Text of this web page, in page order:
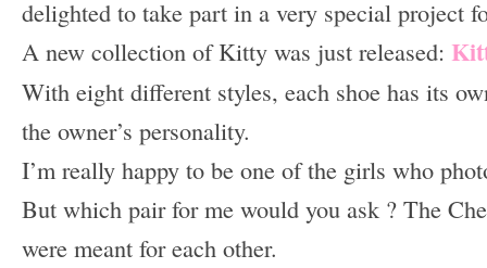
delighted to take part in a very special project
A new collection of Kitty was just released:
With eight different styles, each shoe has its
the owner’s personality.
I’m really happy to be one of the girls who
But which pair for me would you ask ? The
were meant for each other.